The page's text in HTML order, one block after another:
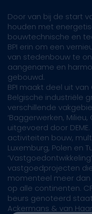
Door van bij de start
houden met
bouwtechnische en
BPI erin om een
van stedenbouw te
aangename en
gebouwd.
BPI maakt deel uit van
Belgische industriële
verschillende
‘Baggerwerken,
uitgevoerd door
activiteiten bouw,
Luxemburg, Polen en
vastgoedprojecten die
momenteel meer dan
op alle continenten.
beurs genoteerd
Ackermans & van